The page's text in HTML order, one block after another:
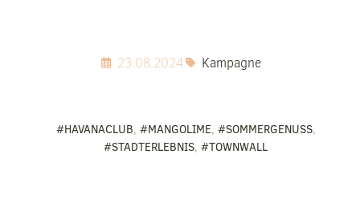
23.08.2024 Kampagne
#HAVANACLUB, #MANGOLIME, #SOMMERGENUSS,
#STADTERLEBNIS,#TOWNWALL